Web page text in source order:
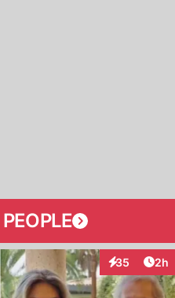
35
Interaktionen
2h